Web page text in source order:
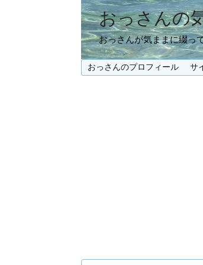
おっさんの
おっさんが気ままに綴っ
おっさんのプロフィール サ